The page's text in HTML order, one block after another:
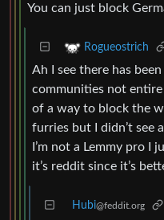
You can just block
Rogueostrich
Ah I see there has
communities not entire
of a way to block the
furries but I didn’t see
I’m not a Lemmy pro I
it’s reddit since it’s
Hubi@feddit.org